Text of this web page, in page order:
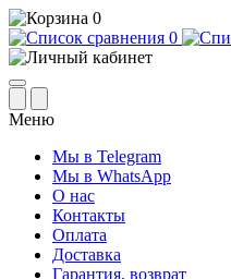
0
0
Меню
Мы в Telegram
Мы в WhatsApp
О нас
Контакты
Оплата
Доставка
Гарантия, возврат